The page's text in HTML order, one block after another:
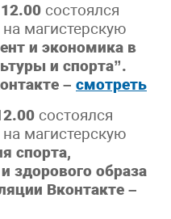
состоялся
магистерскую
и экономика в
и спорта”.
– смотреть
состоялся
магистерскую
спорта,
здорового образа
Вконтакте –